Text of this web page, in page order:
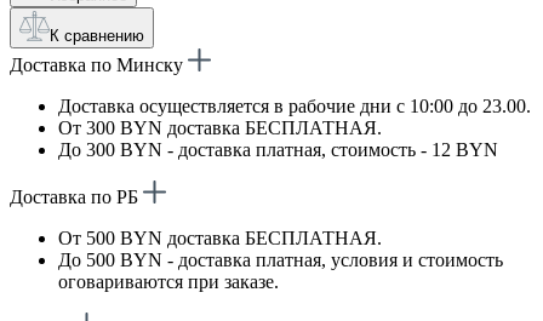
К сравнению
Доставка по Минску
Доставка осуществляется в рабочие дни с 10:00 до 23.00.
От 300 BYN доставка БЕСПЛАТНАЯ.
До 300 BYN - доставка платная, стоимость - 12 BYN
Доставка по РБ
От 500 BYN доставка БЕСПЛАТНАЯ.
До 500 BYN - доставка платная, условия и стоимость
оговариваются при заказе.